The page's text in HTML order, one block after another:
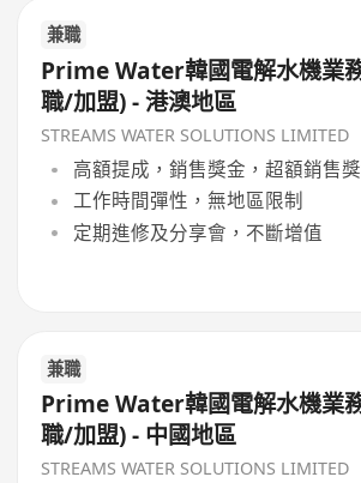
兼職
Prime Water韓國電解水機業
職/加盟) - 港澳地區
STREAMS WATER SOLUTIONS LIMITED
高額提成，銷售獎金，超額銷售
工作時間彈性，無地區限制
定期進修及分享會，不斷增值
兼職
Prime Water韓國電解水機業
職/加盟) - 中國地區
STREAMS WATER SOLUTIONS LIMITED